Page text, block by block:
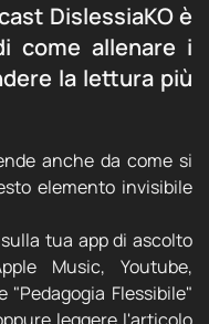
DislessiaKO è
come allenare i
la lettura più
anche da come si
elemento invisibile
tua app di ascolto
Music, Youtube,
"Pedagogia Flessibile"